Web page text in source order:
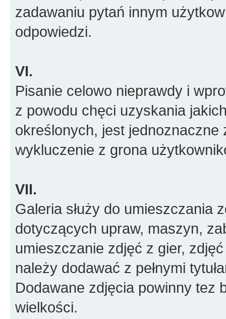
zadawaniu pytań innym
odpowiedzi.
VI.
Pisanie celowo nieprawdy i
z powodu chęci uzyskania
określonych, jest
wykluczenie z grona
VII.
Galeria służy do umieszczania
dotyczących upraw, maszyn,
umieszczanie zdjęć z gier,
należy dodawać z pełnymi
Dodawane zdjęcia powinny tez
wielkości.